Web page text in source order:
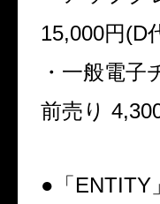
15,000円(D
・一般電子
前売り
●「 ENTITY